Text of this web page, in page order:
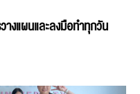
างแผนและลงมือทำทุกวัน